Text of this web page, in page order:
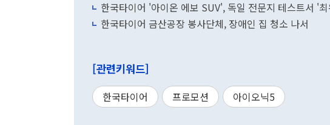
한국타이어 '아이온 에보 SUV', 독일 전문지 테스트서 '
한국타이어 금산공장 봉사단체, 장애인 집 청소 나서
[관련키워드]
한국타이어 프로모션 아이오닉5